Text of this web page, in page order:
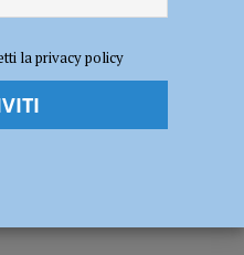
supermercato poi aggredisce i
un pugno al
la privacy policy